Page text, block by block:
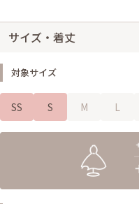
サイズ・着丈
対象サイズ
SS S M L